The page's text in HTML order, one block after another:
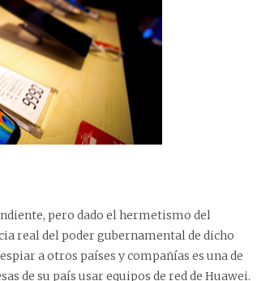
pero dado el hermetismo del
real del poder gubernamental de dicho
a otros países y compañías es una de
de su país usar equipos de red de Huawei.